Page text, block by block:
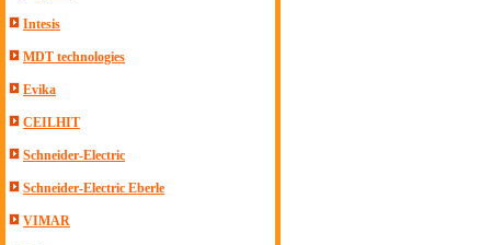
Intesis
MDT technologies
Evika
CEILHIT
Schneider-Electric
Schneider-Electric Eberle
VIMAR